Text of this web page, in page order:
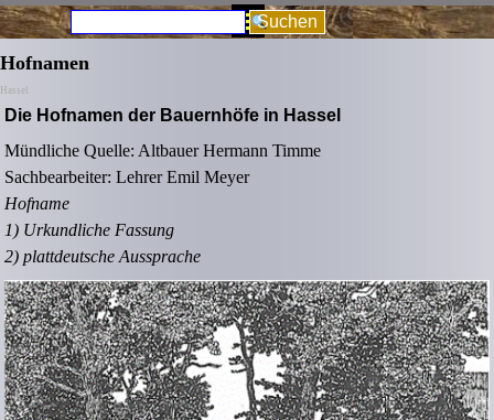
Direkt zum SeiteninhaltMenü überspringen
Suchen
Hofnamen
Hassel
Die Hofnamen der Bauernhöfe in Hassel
Mündliche Quelle: Altbauer Hermann Timme
Sachbearbeiter: Lehrer Emil Meyer
Hofname
1) Urkundliche Fassung
2) plattdeutsche Aussprache